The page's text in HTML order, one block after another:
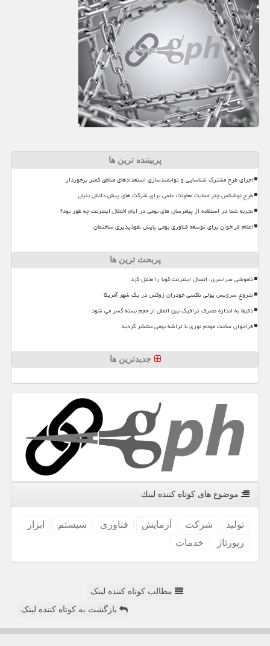
پربیننده ترین ها
اجرای طرح مشترک شناسایی و توانمندسازی استعدادهای مناطق کمتر برخوردار
طرح نوشناس چتر حمایت معاونت علمی برای شرکت های پیش دانش بنیان
تجربه شما در استفاده از پیامرسان های بومی در ایام اختلال اینترنت چه طور بود؟
اعلام فراخوان برای توسعه فناوری بومی پایش نفوذپذیری ساختمان
پربحث ترین ها
خاموشی سراسری، اتصال اینترنت کوبا را مختل کرد
شروع سرویس پولی تاکسی خودران زوکس در یک شهر آمریکا
دقیقا به اندازه مصرف ترافیک بین الملل از حجم بسته کسر می شود
فراخوان ساخت مودم نوری با تراشه بومی منتشر گردید
جدیدترین ها
موضوع های كوتاه كننده لینك
تولید شركت آزمایش فناوری سیستم
ابزار
رپورتاژ
خدمات
مطالب کوتاه کننده لینک
بازگشت به کوتاه کننده لینک